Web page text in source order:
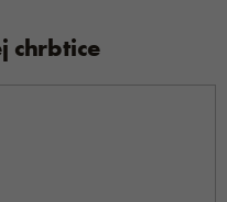
chrbtice